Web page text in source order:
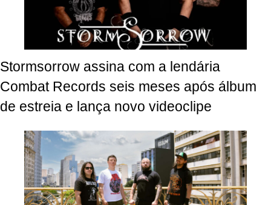
Stormsorrow assina com a lendária
Combat Records seis meses após álbum
de estreia e lança novo videoclipe